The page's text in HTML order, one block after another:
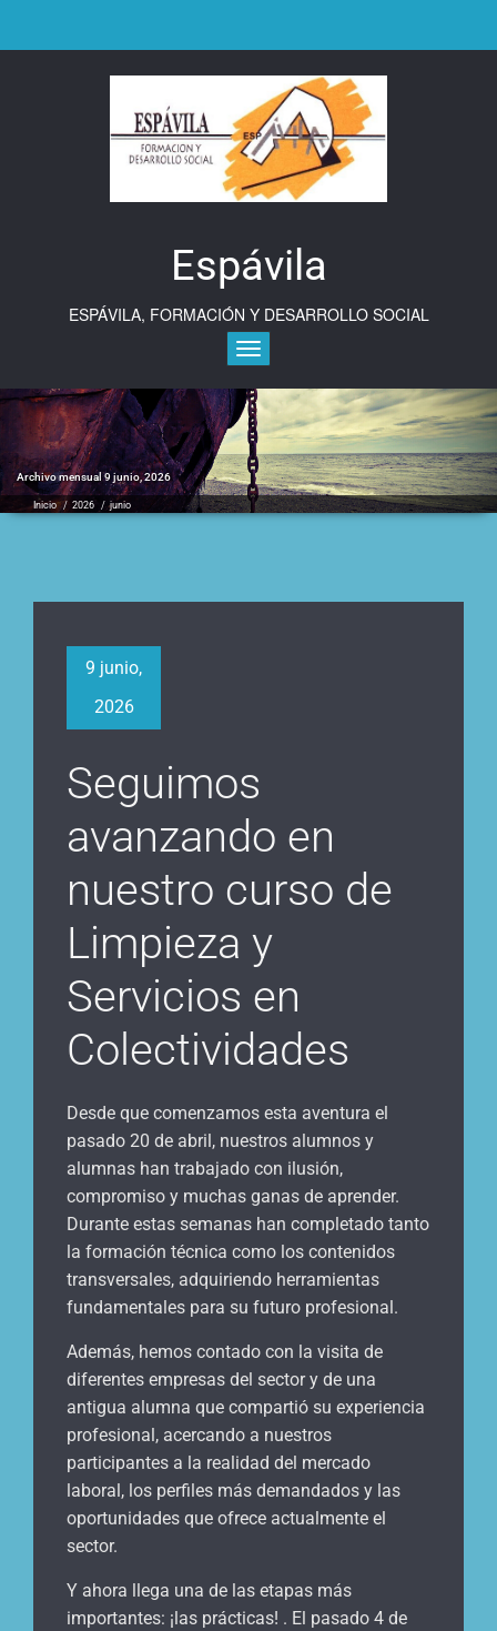
contenido
Espávila
ESPÁVILA, FORMACIÓN Y DESARROLLO SOCIAL
Alternar la navegación
Archivo mensual 9 junio, 2026
Inicio/ 2026 /junio
9 junio,
2026
Seguimos
avanzando en
nuestro curso de
Limpieza y
Servicios en
Colectividades
Desde que comenzamos esta aventura el
pasado 20 de abril, nuestros alumnos y
alumnas han trabajado con ilusión,
compromiso y muchas ganas de aprender.
Durante estas semanas han completado tanto
la formación técnica como los contenidos
transversales, adquiriendo herramientas
fundamentales para su futuro profesional.
Además, hemos contado con la visita de
diferentes empresas del sector y de una
antigua alumna que compartió su experiencia
profesional, acercando a nuestros
participantes a la realidad del mercado
laboral, los perfiles más demandados y las
oportunidades que ofrece actualmente el
sector.
Y ahora llega una de las etapas más
importantes: ¡las prácticas! . El pasado 4 de